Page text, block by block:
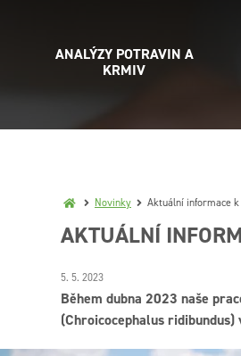
ANALÝZY POTRAVIN A
KRMIV
Novinky Aktuální informace
AKTUÁLNÍ
5. 5. 2023
Během dubna 2023 naše
(Chroicocephalus ridibundus)